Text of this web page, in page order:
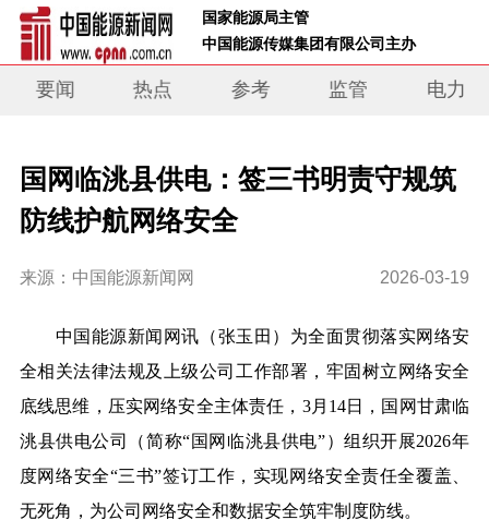
国家能源局主管
中国能源传媒集团有限公司主办
要闻 热点 参考 监管 电力
国网临洮县供电：签三书明责守规筑
防线护航网络安全
来源：中国能源新闻网 2026-03-19
中国能源新闻网讯 （张玉田） 为全面贯彻落实网络安
全相关法律法规及上级公司工作部署，牢固树立网络安全
底线思维，压实网络安全主体责任，3月14日，国网甘肃临
洮县供电公司（简称“国网临洮县供电”）组织开展2026年
度网络安全“三书”签订工作，实现网络安全责任全覆盖、
无死角，为公司网络安全和数据安全筑牢制度防线。